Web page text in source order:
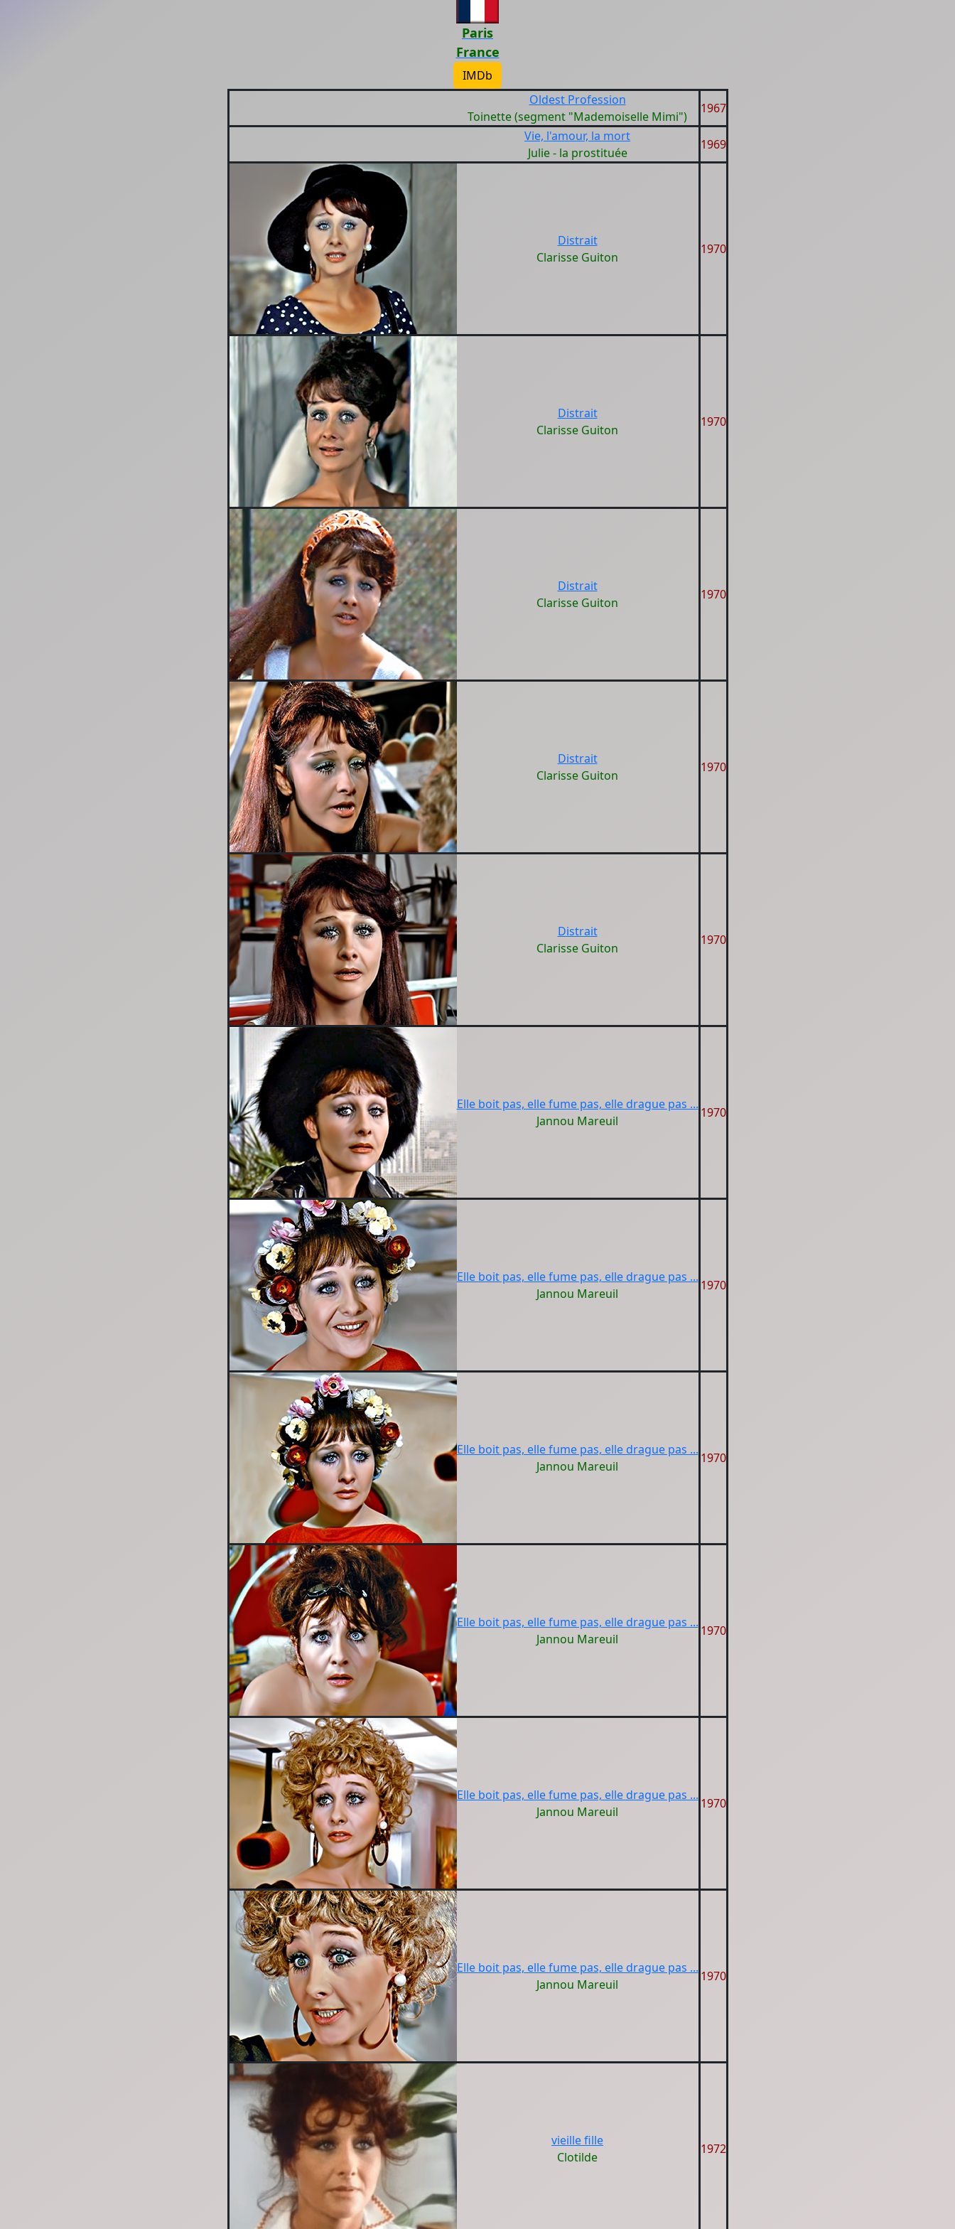
Paris
France
IMDb
Oldest Profession
Toinette (segment "Mademoiselle Mimi")
1967
Vie, l'amour, la mort
Julie - la prostituée
1969
Distrait
Clarisse Guiton
1970
Distrait
Clarisse Guiton
1970
Distrait
Clarisse Guiton
1970
Distrait
Clarisse Guiton
1970
Distrait
Clarisse Guiton
1970
Elle boit pas, elle fume pas, elle drague pas ...
Jannou Mareuil
1970
Elle boit pas, elle fume pas, elle drague pas ...
Jannou Mareuil
1970
Elle boit pas, elle fume pas, elle drague pas ...
Jannou Mareuil
1970
Elle boit pas, elle fume pas, elle drague pas ...
Jannou Mareuil
1970
Elle boit pas, elle fume pas, elle drague pas ...
Jannou Mareuil
1970
Elle boit pas, elle fume pas, elle drague pas ...
Jannou Mareuil
1970
vieille fille
Clotilde
1972